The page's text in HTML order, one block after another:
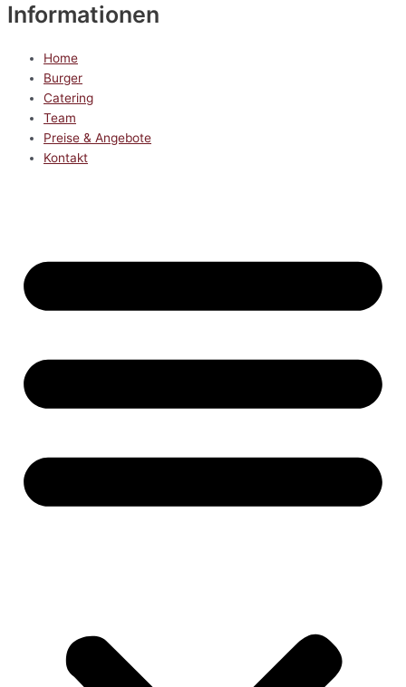
Informationen
Home
Burger
Catering
Team
Preise & Angebote
Kontakt